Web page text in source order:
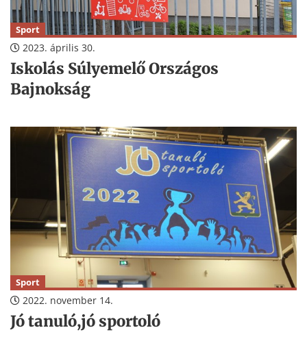
Sport
2023. április 30.
Iskolás Súlyemelő Országos
Bajnokság
Sport
2022. november 14.
Jó tanuló,jó sportoló